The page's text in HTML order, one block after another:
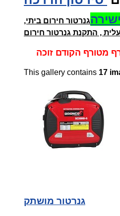
גנרטור חירום ביתי,
, התקנת גנרטור חירום
This gallery contains 17
גנרטור מושתק